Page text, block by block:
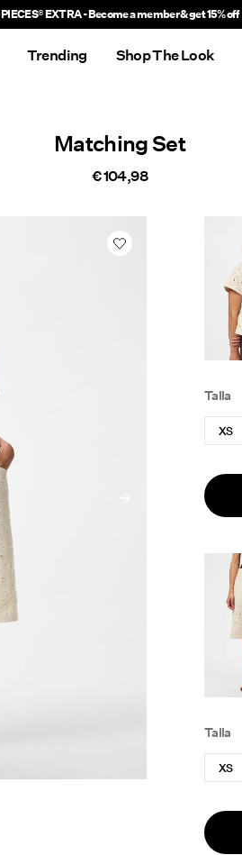
PIECES® EXTRA - Become a member & get 15% off
Trending Shop The Look
Matching Set
€ 104,98
Talla
XS
Talla
XS